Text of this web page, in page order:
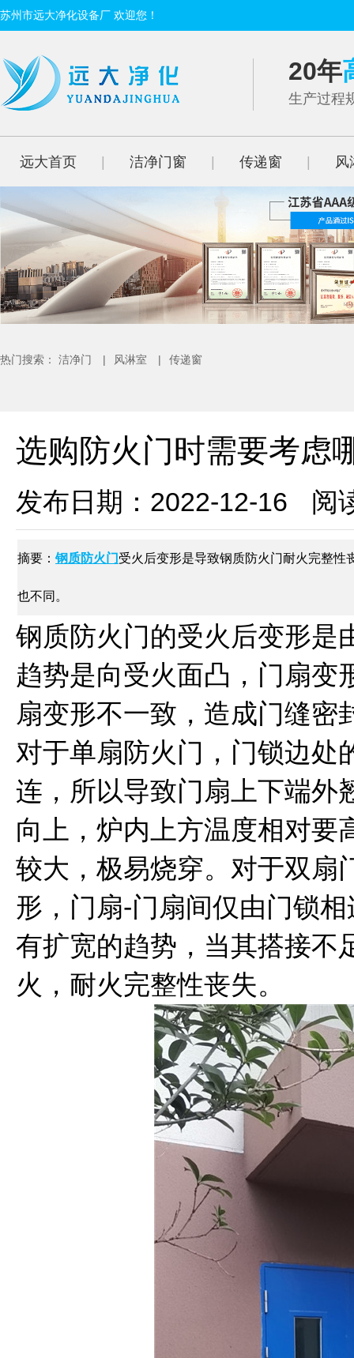
苏州市远大净化设备厂 欢迎您！
20年
生产过程
远大首页 洁净门窗 传递窗 风
热门搜索： 洁净门 | 风淋室 | 传递窗
选购防火门时需要考虑
发布日期：2022-12-16 阅
摘要：钢质防火门 受火后变形是导致钢质防火门耐火完整
也不同。
钢质防火门的受火后变形是
趋势是向受火面凸，门扇变
扇变形不一致，造成门缝密
对于单扇防火门，门锁边处
连，所以导致门扇上下端外
向上，炉内上方温度相对要
较大，极易烧穿。对于双扇
形，门扇-门扇间仅由门锁
有扩宽的趋势，当其搭接不
火，耐火完整性丧失。